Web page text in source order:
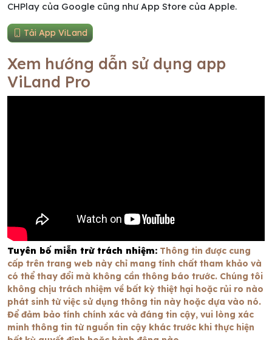
CHPlay của Google cũng như App Store của Apple.
Tải App ViLand
Xem hướng dẫn sử dụng app
ViLand Pro
Tuyên bố miễn trừ trách nhiệm: Thông tin được cung
cấp trên trang web này chỉ mang tính chất tham khảo và
có thể thay đổi mà không cần thông báo trước. Chúng tôi
không chịu trách nhiệm về bất kỳ thiệt hại hoặc rủi ro nào
phát sinh từ việc sử dụng thông tin này hoặc dựa vào nó.
Để đảm bảo tính chính xác và đáng tin cậy, vui lòng xác
minh thông tin từ nguồn tin cậy khác trước khi thực hiện